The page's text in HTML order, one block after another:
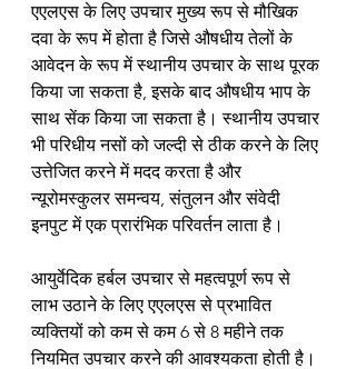
एएलएस के लिए उपचार मुख्य रूप से मौखिक
दवा के रूप में होता है जिसे औषधीय तेलों के
आवेदन के रूप में स्थानीय उपचार के साथ पूरक
किया जा सकता है, इसके बाद औषधीय भाप के
साथ सेंक किया जा सकता है। स्थानीय उपचार
भी परिधीय नसों को जल्दी से ठीक करने के लिए
उत्तेजित करने में मदद करता है और
न्यूरोमस्कुलर समन्वय, संतुलन और संवेदी
इनपुट में एक प्रारंभिक परिवर्तन लाता है।
आयुर्वेदिक हर्बल उपचार से महत्वपूर्ण रूप से
लाभ उठाने के लिए एएलएस से प्रभावित
व्यक्तियों को कम से कम 6 से 8 महीने तक
नियमित उपचार करने की आवश्यकता होती है।